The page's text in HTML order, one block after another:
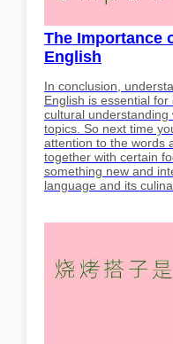
The Importance
English
In conclusion,
English is essential
cultural
topics. So next time
attention to the words
together with certain
something new and
language and its